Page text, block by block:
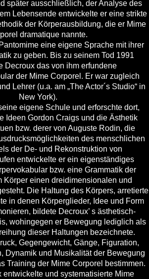
später ausschließlich, der Analyse des
Lebensende entwickelte er eine strikte
der Körperausbildung, die er Mime
dramatique nannte.
Pantomime eine eigene Sprache mit ihrer
zu geben. Bis zu seinem Tod 1991
Decroux das von ihm erfundene
der Mime Corporel. Er war zugleich
Lehrer (u.a. am „The Actor´s Studio“ in
New York).
eigene Schule und erforschte dort,
Ideen Gordon Craigs und die Ästhetik
bzw. derer von Auguste Rodin, die
des menschlichen
der De- und Rekonstruktion von
entwickelte er ein eigenständiges
bzw. eine Grammatik der
Körper einen dreidimensionalen und
Die Haltung des Körpers, arretierte
in denen Körperglieder, Idee und Form
bildete Decroux’ s ästhetisch-
wohingegen er Bewegung lediglich als
dieser Haltungen bezeichnete.
Gegengewicht, Gänge, Figuration,
Dynamik und Musikalität der Bewegung
Training der Mime Corporel bestimmen.
entwickelte und systematisierte Mime